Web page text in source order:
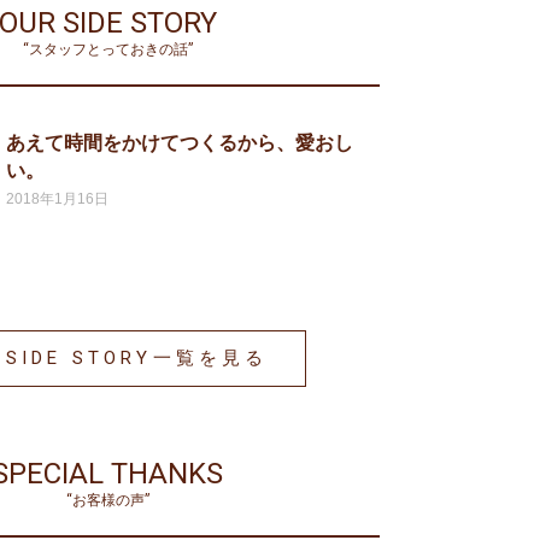
SIDE STORY
“スタッフとっておきの話”
あえて時間をかけてつくるから、愛おし
い。
2018年1月16日
SIDE STORY一覧を見る
THANKS
“お客様の声”